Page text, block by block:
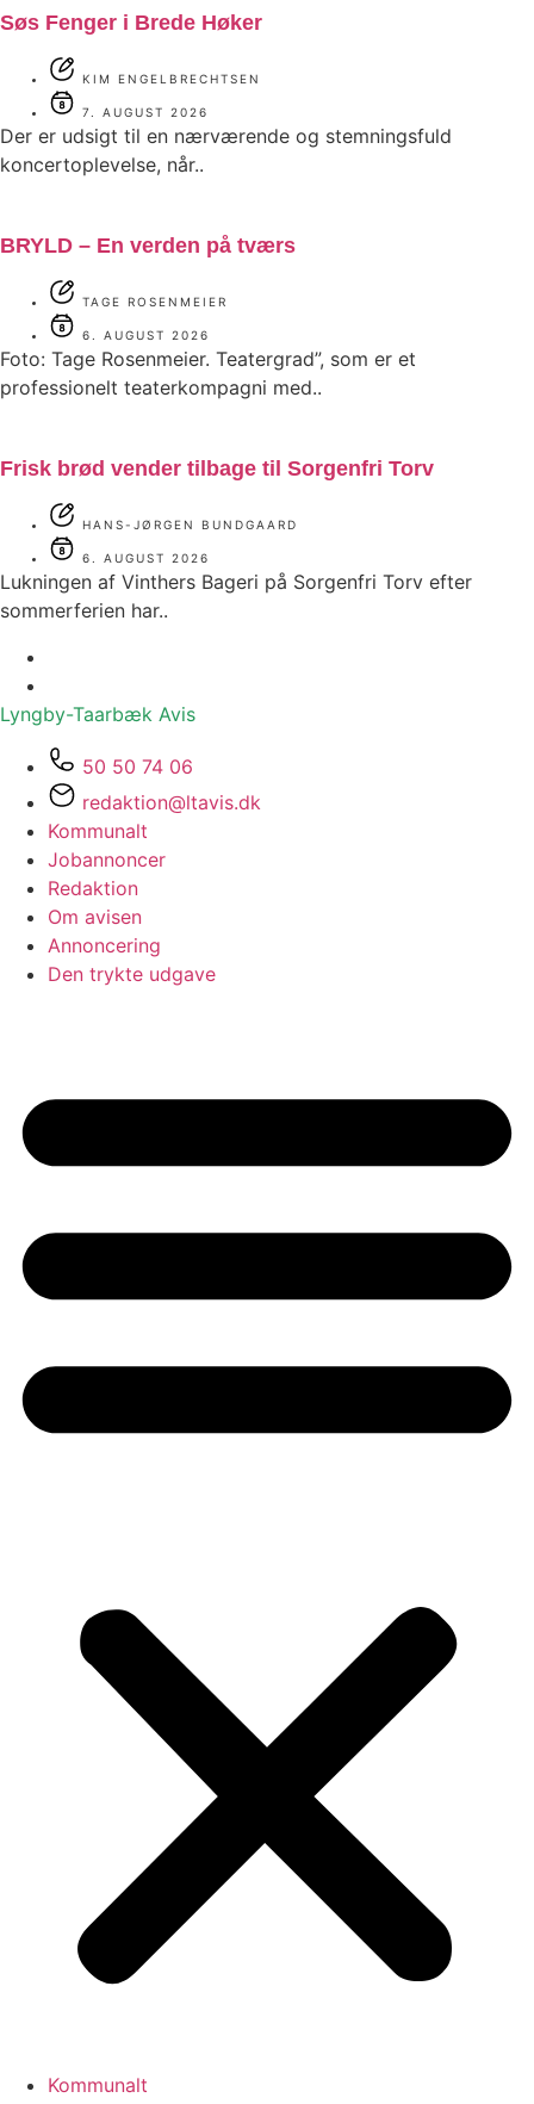
Søs Fenger i Brede Høker
KIM ENGELBRECHTSEN
7. AUGUST 2026
Der er udsigt til en nærværende og stemningsfuld
koncertoplevelse, når..
BRYLD – En verden på tværs
TAGE ROSENMEIER
6. AUGUST 2026
Foto: Tage Rosenmeier. Teatergrad”, som er et
professionelt teaterkompagni med..
Frisk brød vender tilbage til Sorgenfri Torv
HANS-JØRGEN BUNDGAARD
6. AUGUST 2026
Lukningen af Vinthers Bageri på Sorgenfri Torv efter
sommerferien har..
Lyngby-Taarbæk Avis
50 50 74 06
redaktion@ltavis.dk
Kommunalt
Jobannoncer
Redaktion
Om avisen
Annoncering
Den trykte udgave
Kommunalt